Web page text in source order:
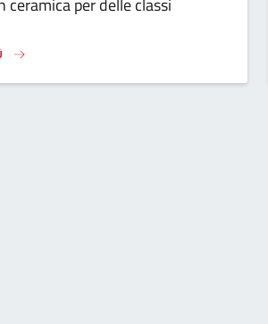
ceramica per delle classi
DOLOR SIT AMET, CONSECTETUR